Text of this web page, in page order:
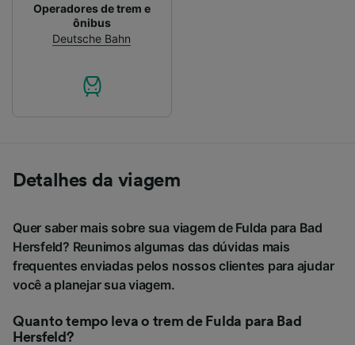
Operadores de trem e
ônibus
Deutsche Bahn
Detalhes da viagem
Quer saber mais sobre sua viagem de Fulda para Bad
Hersfeld? Reunimos algumas das dúvidas mais
frequentes enviadas pelos nossos clientes para ajudar
você a planejar sua viagem.
Quanto tempo leva o trem de Fulda para Bad
Hersfeld?